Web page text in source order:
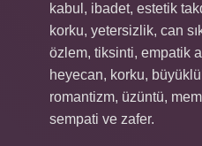
kabul, ibadet, estetik
korku, yetersizlik, can
özlem, tiksinti, empatik
heyecan, korku,
romantizm, üzüntü,
sempati ve zafer.